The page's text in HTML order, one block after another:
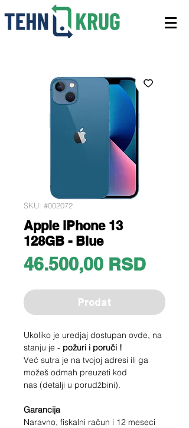
SKU: #002072
Apple iPhone 13
128GB - Blue
46.500,00 RSDPrice
Prodat
Ukoliko je uredjaj dostupan ovde, na
stanju je - požuri i poruči !
Već sutra je na tvojoj adresi ili ga
možeš odmah preuzeti kod
nas (detalji u porudžbini).
Garancija
Naravno, fiskalni račun i 12 meseci